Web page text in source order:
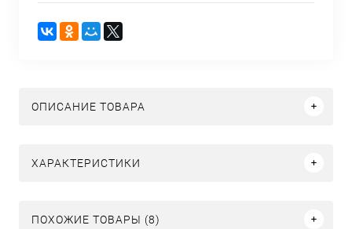
ОПИСАНИЕ ТОВАРА
ХАРАКТЕРИСТИКИ
ПОХОЖИЕ ТОВАРЫ (8)